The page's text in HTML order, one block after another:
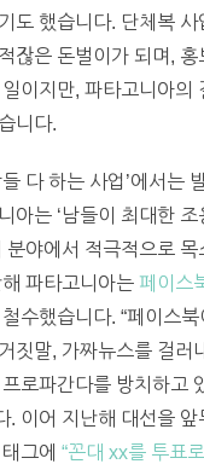
도 했습니다. 단체복 사
잖은 돈벌이가 되며, 홍
이지만, 파타고니아의
니다.
들 다 하는 사업’에서는
아는 ‘남들이 최대한
분야에서 적극적으로 목
파타고니아는 페이스
수했습니다. “페이스
짓말, 가짜뉴스를 걸러
로파간다를 방치하고
. 이어 지난해 대선을 앞
그에 “꼰대 xx를 투표